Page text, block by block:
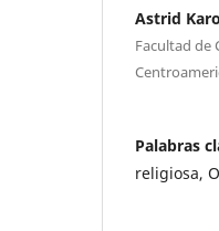
Astrid
Facultad de
Palabras
religiosa,